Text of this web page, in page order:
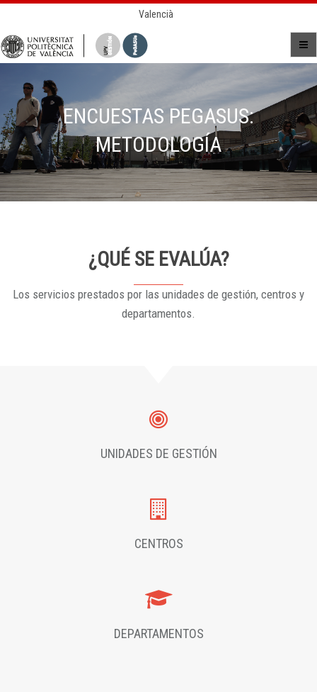
Valencià
ENCUESTAS PEGASUS:
METODOLOGÍA
¿QUÉ SE EVALÚA?
Los servicios prestados por las unidades de gestión, centros y
departamentos.
UNIDADES DE GESTIÓN
CENTROS
DEPARTAMENTOS